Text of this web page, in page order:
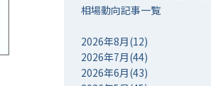
相場動向記事一覧
2026年8月(12)
2026年7月(44)
2026年6月(43)